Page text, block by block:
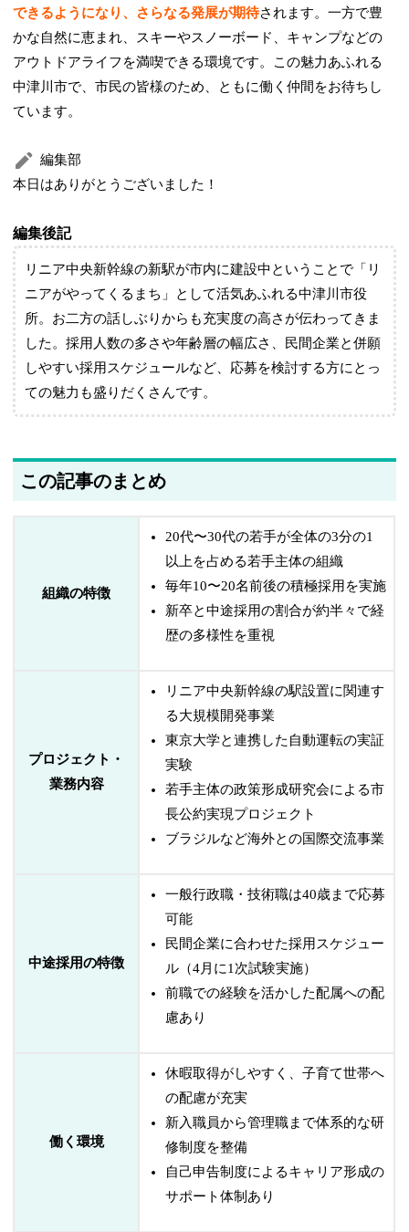
できるようになり、さらなる発展が期待されます。一方で豊
かな自然に恵まれ、スキーやスノーボード、キャンプなどの
アウトドアライフを満喫できる環境です。この魅力あふれる
中津川市で、市民の皆様のため、ともに働く仲間をお待ちし
ています。
編集部
本日はありがとうございました！
編集後記
リニア中央新幹線の新駅が市内に建設中ということで「リ
ニアがやってくるまち」として活気あふれる中津川市役
所。お二方の話しぶりからも充実度の高さが伝わってきま
した。採用人数の多さや年齢層の幅広さ、民間企業と併願
しやすい採用スケジュールなど、応募を検討する方にとっ
ての魅力も盛りだくさんです。
この記事のまとめ
組織の特徴
20代〜30代の若手が全体の3分の1
以上を占める若手主体の組織
毎年10〜20名前後の積極採用を実施
新卒と中途採用の割合が約半々で経
歴の多様性を重視
プロジェクト・
業務内容
リニア中央新幹線の駅設置に関連す
る大規模開発事業
東京大学と連携した自動運転の実証
実験
若手主体の政策形成研究会による市
長公約実現プロジェクト
ブラジルなど海外との国際交流事業
中途採用の特徴
一般行政職・技術職は40歳まで応募
可能
民間企業に合わせた採用スケジュー
ル（4月に1次試験実施）
前職での経験を活かした配属への配
慮あり
働く環境
休暇取得がしやすく、子育て世帯へ
の配慮が充実
新入職員から管理職まで体系的な研
修制度を整備
自己申告制度によるキャリア形成の
サポート体制あり